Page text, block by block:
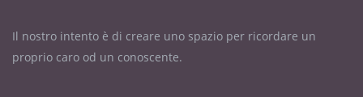
Il nostro intento è di creare uno spazio per ricordare un
proprio caro od un conoscente.